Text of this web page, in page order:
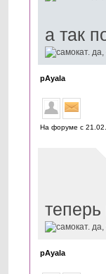
а так
pAyala
На форуме с
pAyala